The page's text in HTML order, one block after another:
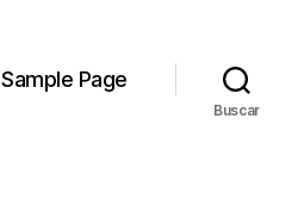
Sample Page
Buscar